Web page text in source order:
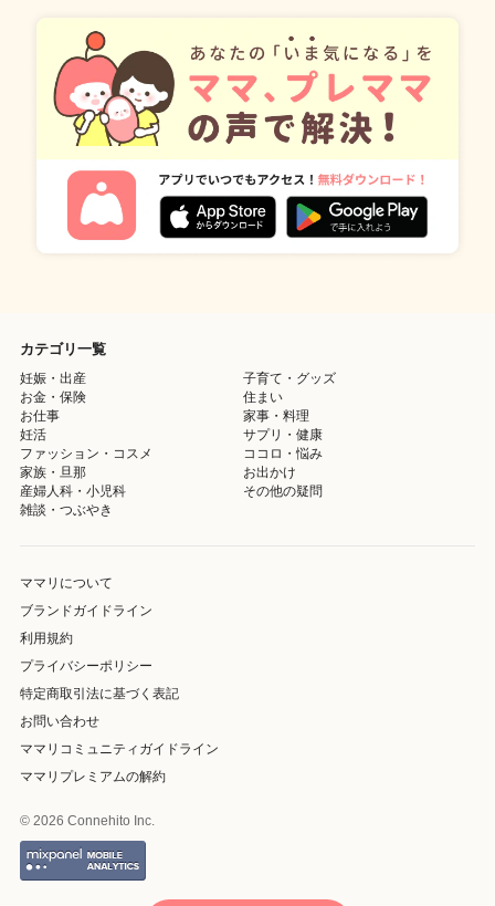
カテゴリ一覧
妊娠・出産
子育て・グッズ
お金・保険
住まい
お仕事
家事・料理
妊活
サプリ・健康
ファッション・コスメ
ココロ・悩み
家族・旦那
お出かけ
産婦人科・小児科
その他の疑問
雑談・つぶやき
ママリについて
ブランドガイドライン
利用規約
プライバシーポリシー
特定商取引法に基づく表記
お問い合わせ
ママリコミュニティガイドライン
ママリプレミアムの解約
© 2026 Connehito Inc.